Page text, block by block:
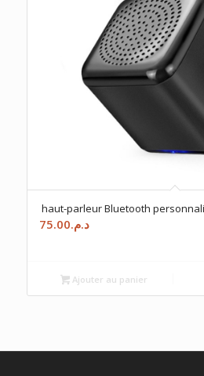
haut-parleur Bluetooth
د.م.75.00
Ajouter au panier